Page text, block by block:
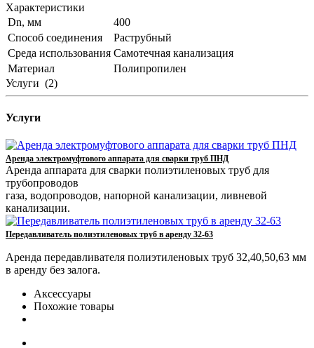
Характеристики
Dn, мм
400
Способ соединения
Раструбный
Среда использования Самотечная канализация
Материал
Полипропилен
Услуги (2)
Услуги
Аренда электромуфтового аппарата для сварки труб ПНД
Аренда аппарата для сварки полиэтиленовых труб для
трубопроводов
газа, водопроводов, напорной канализации, ливневой
канализации.
Передавливатель полиэтиленовых труб в аренду 32-63
Аренда передавливателя полиэтиленовых труб 32,40,50,63 мм
в аренду без залога.
Аксессуары
Похожие товары